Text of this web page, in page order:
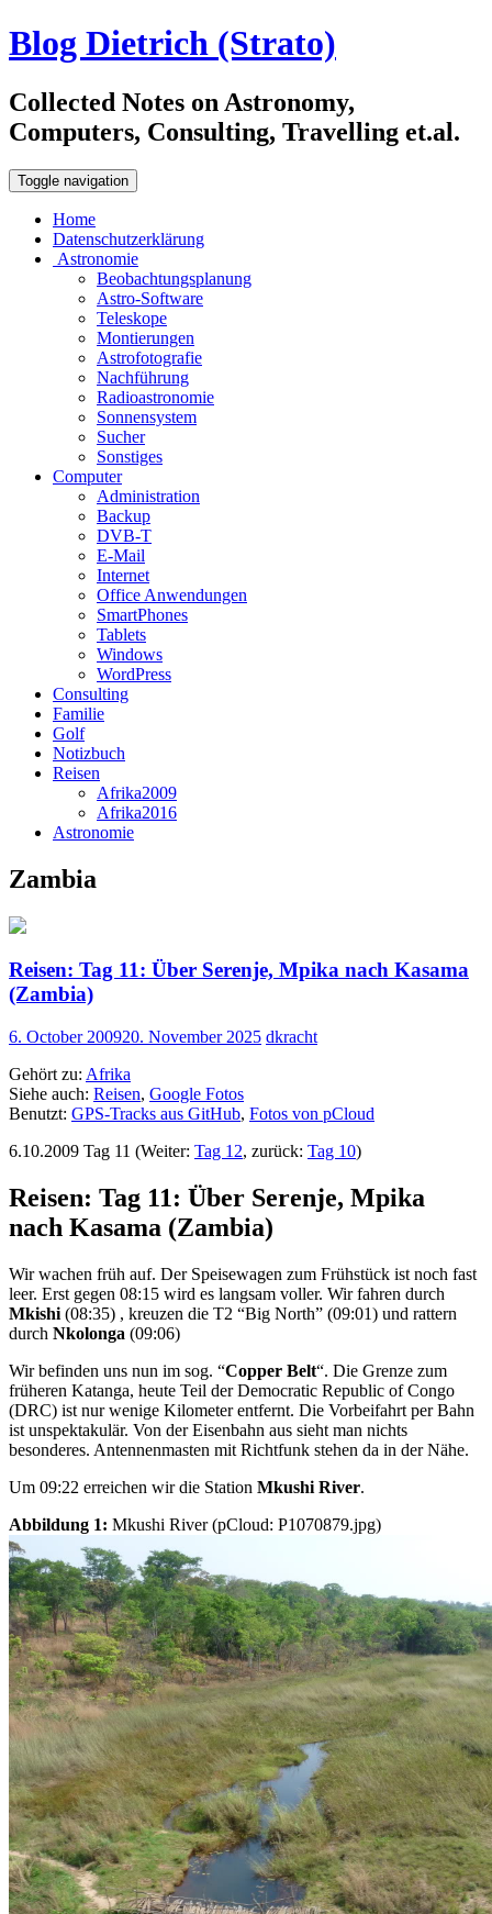
Blog Dietrich (Strato)
Collected Notes on Astronomy,
Computers, Consulting, Travelling et.al.
Toggle navigation
Home
Datenschutzerklärung
Astronomie
Beobachtungsplanung
Astro-Software
Teleskope
Montierungen
Astrofotografie
Nachführung
Radioastronomie
Sonnensystem
Sucher
Sonstiges
Computer
Administration
Backup
DVB-T
E-Mail
Internet
Office Anwendungen
SmartPhones
Tablets
Windows
WordPress
Consulting
Familie
Golf
Notizbuch
Reisen
Afrika2009
Afrika2016
Astronomie
Zambia
Reisen: Tag 11: Über Serenje, Mpika nach Kasama
(Zambia)
6. October 200920. November 2025 dkracht
Gehört zu: Afrika
Siehe auch: Reisen, Google Fotos
Benutzt: GPS-Tracks aus GitHub, Fotos von pCloud
6.10.2009 Tag 11 (Weiter: Tag 12, zurück: Tag 10)
Reisen: Tag 11: Über Serenje, Mpika
nach Kasama (Zambia)
Wir wachen früh auf. Der Speisewagen zum Frühstück ist noch fast
leer. Erst gegen 08:15 wird es langsam voller. Wir fahren durch
Mkishi (08:35) , kreuzen die T2 “Big North” (09:01) und rattern
durch Nkolonga (09:06)
Wir befinden uns nun im sog. “Copper Belt“. Die Grenze zum
früheren Katanga, heute Teil der Democratic Republic of Congo
(DRC) ist nur wenige Kilometer entfernt. Die Vorbeifahrt per Bahn
ist unspektakulär. Von der Eisenbahn aus sieht man nichts
besonderes. Antennenmasten mit Richtfunk stehen da in der Nähe.
Um 09:22 erreichen wir die Station Mkushi River.
Abbildung 1: Mkushi River (pCloud: P1070879.jpg)